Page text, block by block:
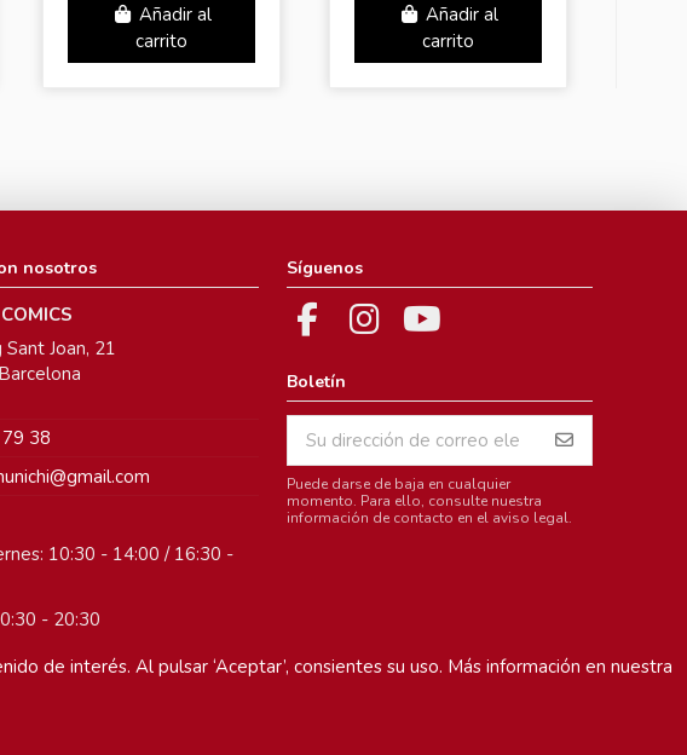
Añadir al
carrito
Añadir al
carrito
nosotros
Sant Joan, 21
38
10:30 - 14:00 / 16:30 -
- 20:30
Síguenos
Boletín
Puede darse de baja en cualquier
momento. Para ello, consulte nuestra
información de contacto en el aviso legal.
de interés. Al pulsar ‘Aceptar’, consientes su uso. Más información en nuestra